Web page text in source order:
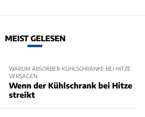
MEIST GELESEN
WARUM ABSORBER-KÜHLSCHRÄNKE BEI HITZE
VERSAGEN
Wenn der Kühlschrank bei Hitze
streikt